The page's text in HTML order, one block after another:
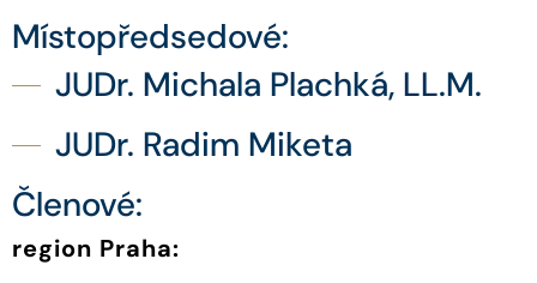
Místopředsedové:
JUDr. Michala Plachká, LL.M.
JUDr. Radim Miketa
Členové:
region Praha: